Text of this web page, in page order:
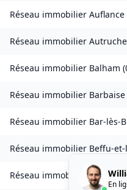
Réseau immobilier Auflance
Réseau immobilier Autruche
Réseau immobilier Balham (
Réseau immobilier Barbaise
Réseau immobilier Bar-lès-
Réseau immobilier Beffu-
Réseau immobilierBelval(
En